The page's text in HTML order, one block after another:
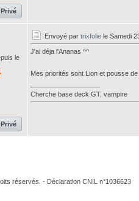
le
Envoyé par trixfolie le Samedi
J'ai déja l'Ananas ^^
Mes priorités sont Lion et pousse
Cherche base deck GT, vampire
réservés. - Déclaration CNIL n°1036623